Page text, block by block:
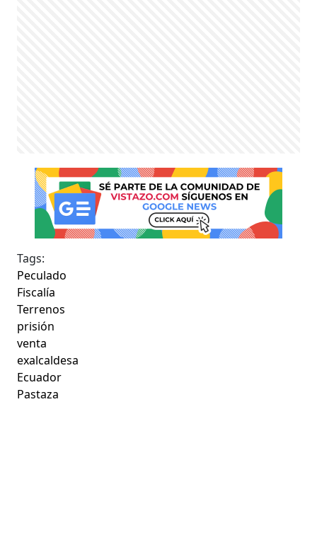
Tags:
Peculado
Fiscalía
Terrenos
prisión
venta
exalcaldesa
Ecuador
Pastaza